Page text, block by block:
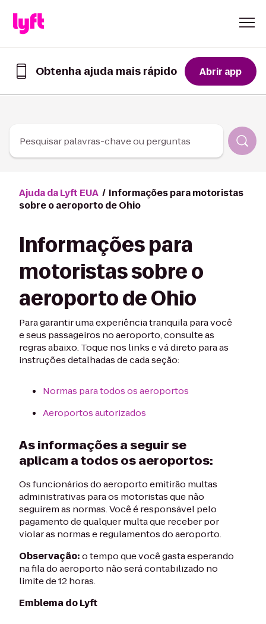
Obtenha ajuda mais rápido Obtenha
app
Abrir app
Pesquisar palavras-chave ou perguntas
Ajuda da Lyft EUA
Informações para motoristas
sobre o aeroporto de Ohio
Informações para
motoristas sobre o
aeroporto de Ohio
Para garantir uma experiência tranquila para você
e seus passageiros no aeroporto, consulte as
regras abaixo. Toque nos links e vá direto para as
instruções detalhadas de cada seção:
Normas para todos os aeroportos
Aeroportos autorizados
As informações a seguir se
aplicam a todos os aeroportos:
Os funcionários do aeroporto emitirão multas
administrativas para os motoristas que não
seguirem as normas. Você é responsável pelo
pagamento de qualquer multa que receber por
violar as normas e regulamentos do aeroporto.
Observação:o tempo que você gasta esperando
na fila do aeroporto não será contabilizado no
limite de 12 horas.
Emblema do Lyft